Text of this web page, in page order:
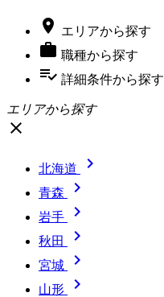
 エリアから探す
 職種から探す
playlist_add_check 詳細条件から探す
エリアから探す
close
北海道 
青森 
岩手 
秋田 
宮城 
山形 